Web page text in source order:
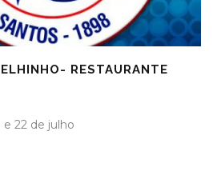
RESTAURANTE
e 22 de julho